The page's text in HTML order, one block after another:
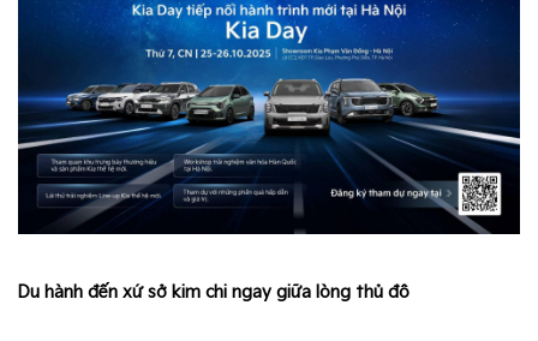
Du hành đến xứ sở kim chi ngay giữa lòng thủ đô